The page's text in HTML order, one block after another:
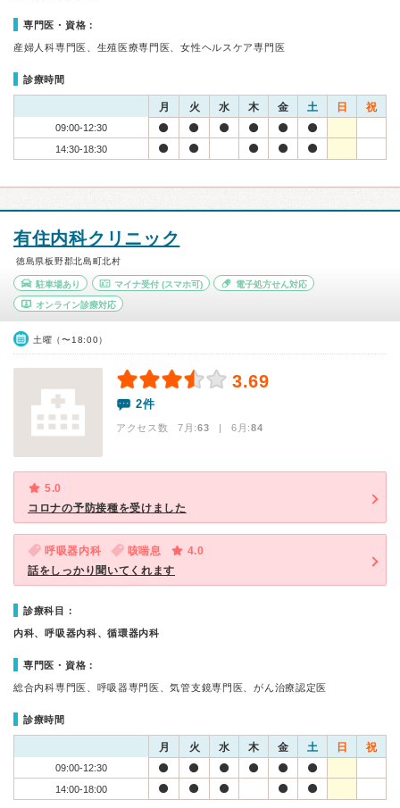
専門医・資格：
産婦人科専門医、生殖医療専門医、女性ヘルスケア専門医
診療時間
月 火 水 木 金 土 日 祝
09:00-12:30
14:30-18:30
有住内科クリニック
徳島県板野郡北島町北村
駐車場あり マイナ受付(スマホ可) 電子処方せん対応
オンライン診療対応
土曜（〜18:00）
3.69
2件
アクセス数 7月:63 | 6月:84
5.0
コロナの予防接種を受けました
呼吸器内科 咳喘息
4.0
話をしっかり聞いてくれます
診療科目：
内科、呼吸器内科、循環器内科
専門医・資格：
総合内科専門医、呼吸器専門医、気管支鏡専門医、がん治療認定医
診療時間
月 火 水 木 金 土 日 祝
09:00-12:30
14:00-18:00